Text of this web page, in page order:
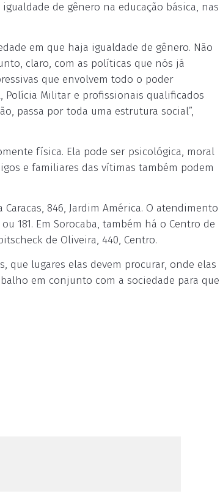
de gênero na educação básica, nas
em que haja igualdade de gênero. Não
claro, com as políticas que nós já
que envolvem todo o poder
Polícia Militar e profissionais qualificados
passa por toda uma estrutura social”,
física. Ela pode ser psicológica, moral
e familiares das vítimas também podem
846, Jardim América. O atendimento
181. Em Sorocaba, também há o Centro de
de Oliveira, 440, Centro.
que lugares elas devem procurar, onde elas
em conjunto com a sociedade para que